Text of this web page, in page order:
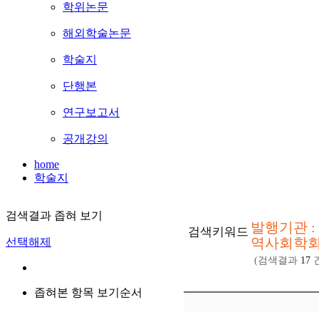
학위논문
해외학술논문
학술지
단행본
연구보고서
공개강의
home
학술지
검색결과 좁혀 보기
선택해제
좁혀본 항목 보기순서
검색키워드 발행기관
역사회학
(검색결과 17